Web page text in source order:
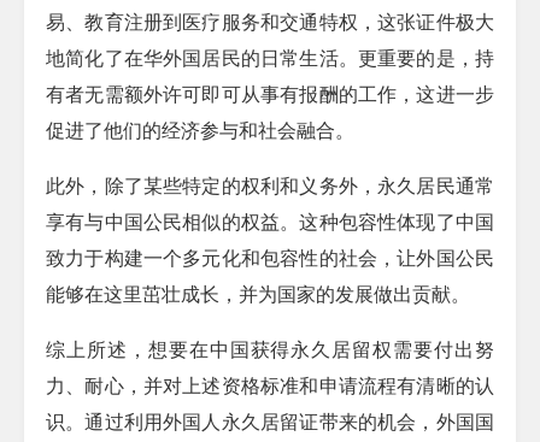
易、教育注册到医疗服务和交通特权，这张证件极大
地简化了在华外国居民的日常生活。更重要的是，持
有者无需额外许可即可从事有报酬的工作，这进一步
促进了他们的经济参与和社会融合。
此外，除了某些特定的权利和义务外，永久居民通常
享有与中国公民相似的权益。这种包容性体现了中国
致力于构建一个多元化和包容性的社会，让外国公民
能够在这里茁壮成长，并为国家的发展做出贡献。
综上所述，想要在中国获得永久居留权需要付出努
力、耐心，并对上述资格标准和申请流程有清晰的认
识。通过利用外国人永久居留证带来的机会，外国国